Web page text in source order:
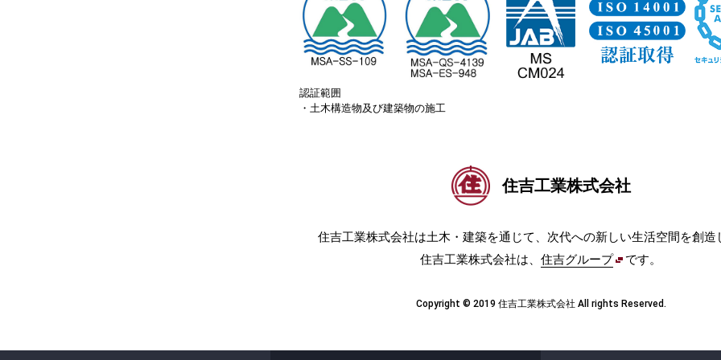
認証範囲
・土木構造物及び建築物の施工
住吉工業株式会社
住吉工業株式会社は土木・建築を通じて、次代への新しい生活空間を創造
住吉工業株式会社は、 住吉グループです。
Copyright © 2019 住吉工業株式会社 All rights Reserved.